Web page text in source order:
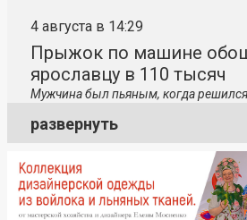
4 августа в 14:29
Прыжок по машине
ярославцу в 110 тысяч
Мужчина был пьяным, когда решился
развернуть